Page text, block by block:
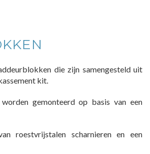
die zijn samengesteld uit
kit.
gemonteerd op basis van een
roestvrijstalen scharnieren en een